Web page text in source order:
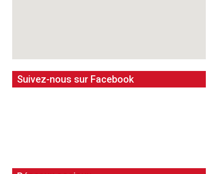
Suivez-nous sur Facebook